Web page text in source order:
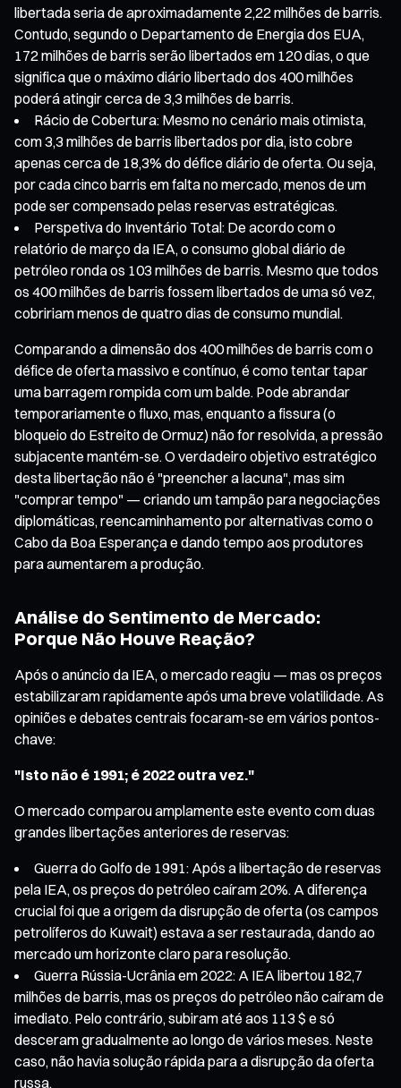
libertada seria de aproximadamente 2,22 milhões de barris.
Contudo, segundo o Departamento de Energia dos EUA,
172 milhões de barris serão libertados em 120 dias, o que
significa que o máximo diário libertado dos 400 milhões
poderá atingir cerca de 3,3 milhões de barris.
Rácio de Cobertura: Mesmo no cenário mais otimista,
com 3,3 milhões de barris libertados por dia, isto cobre
apenas cerca de 18,3% do défice diário de oferta. Ou seja,
por cada cinco barris em falta no mercado, menos de um
pode ser compensado pelas reservas estratégicas.
Perspetiva do Inventário Total: De acordo com o
relatório de março da IEA, o consumo global diário de
petróleo ronda os 103 milhões de barris. Mesmo que todos
os 400 milhões de barris fossem libertados de uma só vez,
cobririam menos de quatro dias de consumo mundial.
Comparando a dimensão dos 400 milhões de barris com o
défice de oferta massivo e contínuo, é como tentar tapar
uma barragem rompida com um balde. Pode abrandar
temporariamente o fluxo, mas, enquanto a fissura (o
bloqueio do Estreito de Ormuz) não for resolvida, a pressão
subjacente mantém-se. O verdadeiro objetivo estratégico
desta libertação não é "preencher a lacuna", mas sim
"comprar tempo" — criando um tampão para negociações
diplomáticas, reencaminhamento por alternativas como o
Cabo da Boa Esperança e dando tempo aos produtores
para aumentarem a produção.
Análise do Sentimento de Mercado:
Porque Não Houve Reação?
Após o anúncio da IEA, o mercado reagiu — mas os preços
estabilizaram rapidamente após uma breve volatilidade. As
opiniões e debates centrais focaram-se em vários pontos-
chave:
"Isto não é 1991; é 2022 outra vez."
O mercado comparou amplamente este evento com duas
grandes libertações anteriores de reservas:
Guerra do Golfo de 1991: Após a libertação de reservas
pela IEA, os preços do petróleo caíram 20%. A diferença
crucial foi que a origem da disrupção de oferta (os campos
petrolíferos do Kuwait) estava a ser restaurada, dando ao
mercado um horizonte claro para resolução.
Guerra Rússia-Ucrânia em 2022: A IEA libertou 182,7
milhões de barris, mas os preços do petróleo não caíram de
imediato. Pelo contrário, subiram até aos 113 $ e só
desceram gradualmente ao longo de vários meses. Neste
caso, não havia solução rápida para a disrupção da oferta
russa.